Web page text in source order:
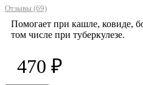
Отзывы (69)
Помогает при кашле, ковиде,
том числе при туберкулезе.
470 ₽